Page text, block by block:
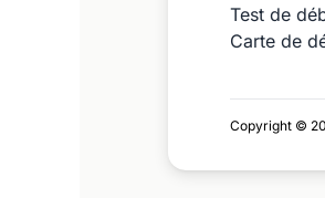
Test de
Carte de
Copyright ©